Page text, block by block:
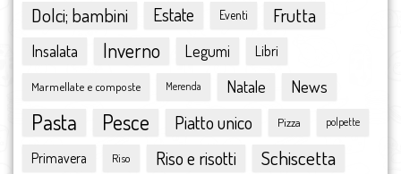
marzo 2016
febbraio 2016
gennaio 2016
novembre 2015
ottobre 2015
agosto 2015
Dolci; bambini Estate Eventi Frutta
Insalata Inverno Legumi Libri
Marmellate e composte Merenda Natale News
Pasta Pesce Piatto unico Pizza polpette
Primavera Riso Riso e risotti Schiscetta